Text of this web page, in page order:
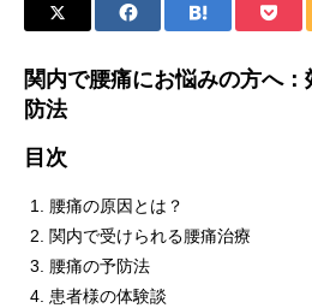
関内で腰痛にお悩みの方へ
防法
目次
腰痛の原因とは？
関内で受けられる腰痛治療
腰痛の予防法
患者様の体験談